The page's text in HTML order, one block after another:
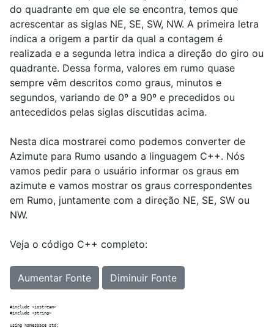
do quadrante em que ele se encontra, temos que
acrescentar as siglas NE, SE, SW, NW. A primeira letra
indica a origem a partir da qual a contagem é
realizada e a segunda letra indica a direção do giro ou
quadrante. Dessa forma, valores em rumo quase
sempre vêm descritos como graus, minutos e
segundos, variando de 0º a 90º e precedidos ou
antecedidos pelas siglas discutidas acima.
Nesta dica mostrarei como podemos converter de
Azimute para Rumo usando a linguagem C++. Nós
vamos pedir para o usuário informar os graus em
azimute e vamos mostrar os graus correspondentes
em Rumo, juntamente com a direção NE, SE, SW ou
NW.
Veja o código C++ completo:
Aumentar Fonte Diminuir Fonte
#include <iostream>
#include <string>
using namespace std;